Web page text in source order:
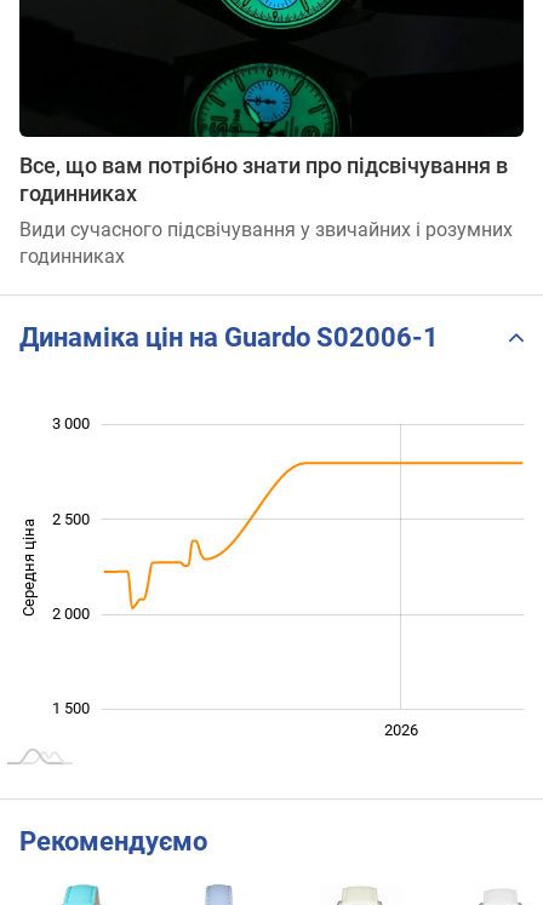
Все, що вам потрібно знати про підсвічування в
годинниках
Види сучасного підсвічування у звичайних і розумних
годинниках
Динаміка цін на Guardo S02006-1
Середня ціна 2 000
3 000
2 500
1 500
2026
Рекомендуємо